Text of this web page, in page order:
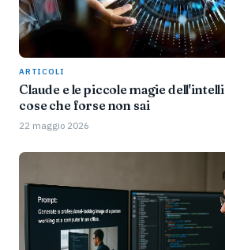
ARTICOLI
Claude e le piccole magie
cose che forse non sai
22 maggio 2026